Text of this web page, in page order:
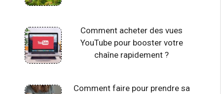
Comment acheter des vues
YouTube pour booster votre
chaîne rapidement ?
Comment faire pour prendre sa